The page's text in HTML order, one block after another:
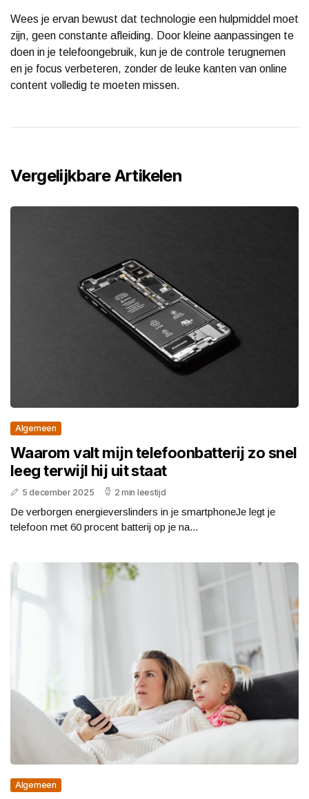
Wees je ervan bewust dat technologie een hulpmiddel moet
zijn, geen constante afleiding. Door kleine aanpassingen te
doen in je telefoongebruik, kun je de controle terugnemen
en je focus verbeteren, zonder de leuke kanten van online
content volledig te moeten missen.
Vergelijkbare Artikelen
Algemeen
Waarom valt mijn telefoonbatterij zo snel
leeg terwijl hij uit staat
5 december 2025 2 min leestijd
De verborgen energieverslinders in je smartphoneJe legt je
telefoon met 60 procent batterij op je na...
Algemeen